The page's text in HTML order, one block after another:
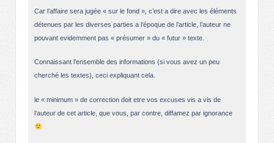
Car l’affaire sera jugée « sur le fond », c’est a dire avec les éléments
détenues par les diverses parties a l’époque de l’article, l’auteur ne
pouvant evidemment pas « présumer » du « futur » texte.
Connaissant l’ensemble des informations (si vous avez un peu
cherché les textes), ceci expliquant cela.
le « minimum » de correction doit etre vos excuses vis a vis de
l’auteur de cet article, que vous, par contre, diffamez par ignorance